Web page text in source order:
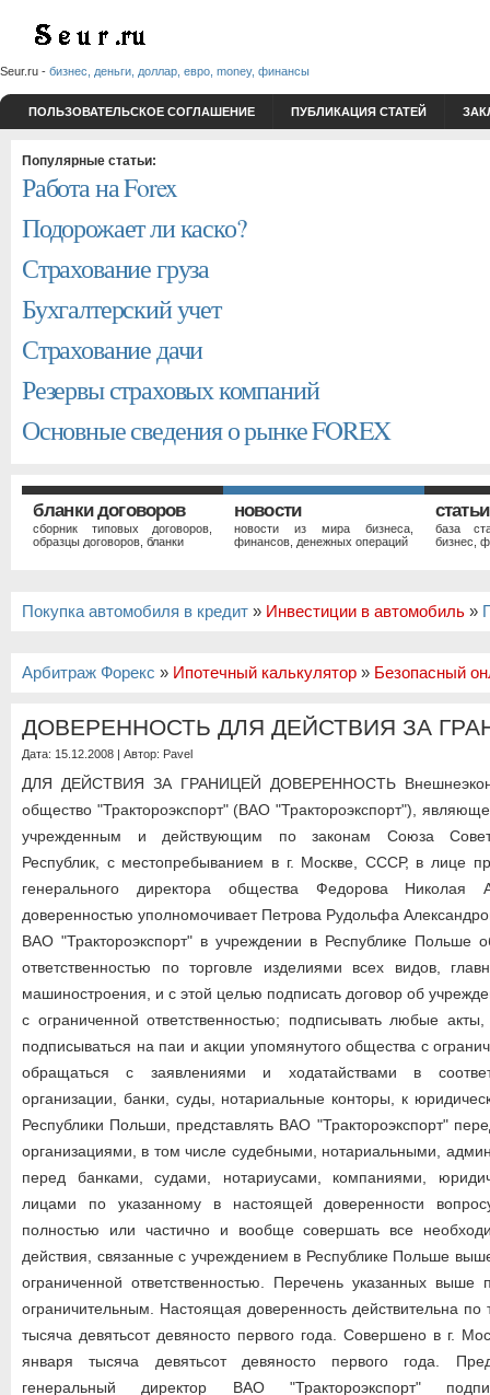
Seur.ru - бизнес, деньги, доллар, евро, money, финансы
ПОЛЬЗОВАТЕЛЬСКОЕ СОГЛАШЕНИЕ ПУБЛИКАЦИЯ СТАТЕЙ
Популярные статьи:
Работа на Forex
Подорожает ли каско?
Страхование груза
Бухгалтерский учет
Страхование дачи
Резервы страховых компаний
Основные сведения о рынке FOREX
бланки договоров
сборник типовых договоров,
образцы договоров, бланки
новости
новости из мира бизнеса,
финансов, денежных операций
статьи
база
бизнес,
Покупка автомобиля в кредит » Инвестиции в автомобиль »
Арбитраж Форекс » Ипотечный калькулятор » Безопасный
ДОВЕРЕННОСТЬ ДЛЯ ДЕЙСТВИЯ ЗА
Дата: 15.12.2008 | Автор: Pavel
ДЛЯ ДЕЙСТВИЯ ЗА ГРАНИЦЕЙ ДОВЕРЕННОСТЬ
общество "Трактороэкспорт" (ВАО "Трактороэкспорт"),
учрежденным и действующим по законам Союза
Республик, с местопребыванием в г. Москве, СССР, в лице
генерального директора общества Федорова Николая
доверенностью уполномочивает Петрова Рудольфа
ВАО "Трактороэкспорт" в учреждении в Республике Польше
ответственностью по торговле изделиями всех видов,
машиностроения, и с этой целью подписать договор об
с ограниченной ответственностью; подписывать любые
подписываться на паи и акции упомянутого общества с
обращаться с заявлениями и ходатайствами в
организации, банки, суды, нотариальные конторы, к
Республики Польши, представлять ВАО "Трактороэкспорт"
организациями, в том числе судебными, нотариальными,
перед банками, судами, нотариусами, компаниями,
лицами по указанному в настоящей доверенности
полностью или частично и вообще совершать все
действия, связанные с учреждением в Республике Польше
ограниченной ответственностью. Перечень указанных выше
ограничительным. Настоящая доверенность действительна по
тысяча девятьсот девяносто первого года. Совершено в г.
января тысяча девятьсот девяносто первого года.
генеральный директор ВАО "Трактороэкспорт"